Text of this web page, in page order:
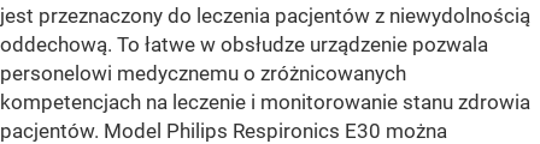
jest przeznaczony do leczenia pacjentów z niewydolnością
oddechową. To łatwe w obsłudze urządzenie pozwala
personelowi medycznemu o zróżnicowanych
kompetencjach na leczenie i monitorowanie stanu zdrowia
pacjentów. Model Philips Respironics E30 można